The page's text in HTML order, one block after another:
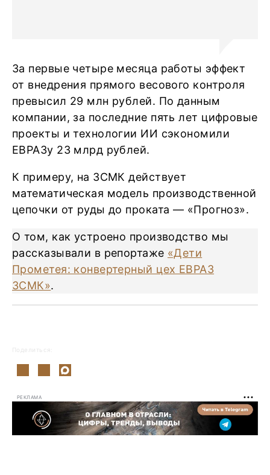
За первые четыре месяца работы эффект
от внедрения прямого весового контроля
превысил 29 млн рублей. По данным
компании, за последние пять лет цифровые
проекты и технологии ИИ сэкономили
ЕВРАЗу 23 млрд рублей.
К примеру, на ЗСМК действует
математическая модель производственной
цепочки от руды до проката — «Прогноз».
О том, как устроено производство мы
рассказывали в репортаже «Дети
Прометея: конвертерный цех ЕВРАЗ
ЗСМК».
Поделиться:
РЕКЛАМА